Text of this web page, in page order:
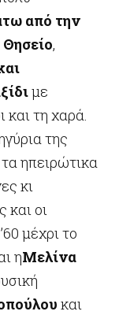
από την
Θησείο,
με
και τη χαρά.
της
ηπειρώτικα
κι
και οι
μέχρι το
ηΜελίνα
και